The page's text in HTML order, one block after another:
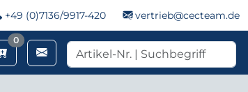
+49 (0)7136/9917-420 vertrieb@cecteam.de
0Merkzettel